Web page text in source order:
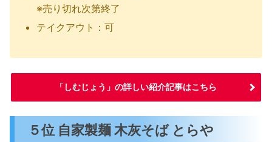
※売り切れ次第終了
テイクアウト：可
「しむじょう」の詳しい紹介記事はこちら
５位 自家製麺 木灰そば とらや